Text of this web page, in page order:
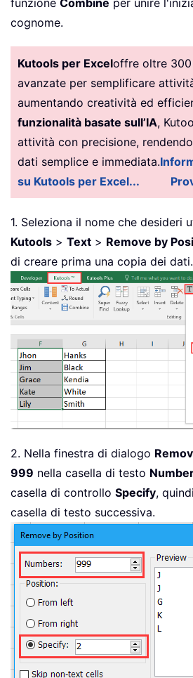
funzione Combine per unire
cognome.
Kutools per Exceloffre oltre
avanzate per semplificare
aumentando creatività ed
funzionalità basate sull’IA,
attività con precisione,
dati semplice e immediata.
su Kutools per Excel...
1. Seleziona il nome che desideri
Kutools > Text > Remove by
di creare prima una copia dei
2. Nella finestra di dialogo
999 nella casella di testo
casella di controllo Specify,
casella di testo successiva.